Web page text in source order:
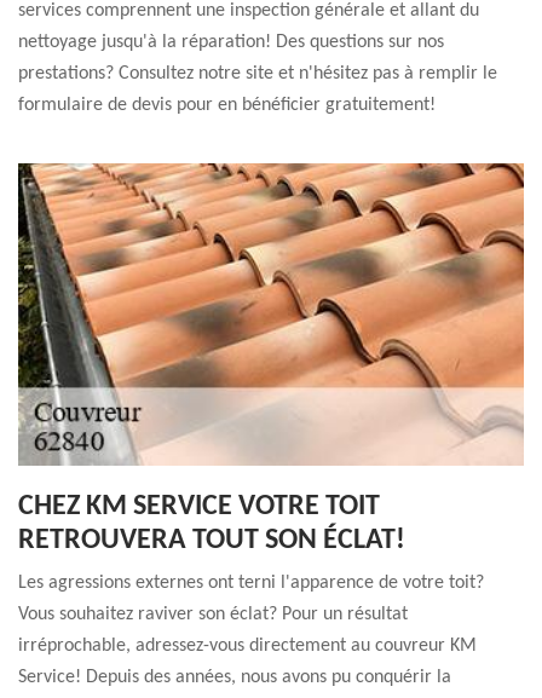
services comprennent une inspection générale et allant du
nettoyage jusqu'à la réparation! Des questions sur nos
prestations? Consultez notre site et n'hésitez pas à remplir le
formulaire de devis pour en bénéficier gratuitement!
CHEZ KM SERVICE VOTRE TOIT
RETROUVERA TOUT SON ÉCLAT!
Les agressions externes ont terni l'apparence de votre toit?
Vous souhaitez raviver son éclat? Pour un résultat
irréprochable, adressez-vous directement au couvreur KM
Service! Depuis des années, nous avons pu conquérir la